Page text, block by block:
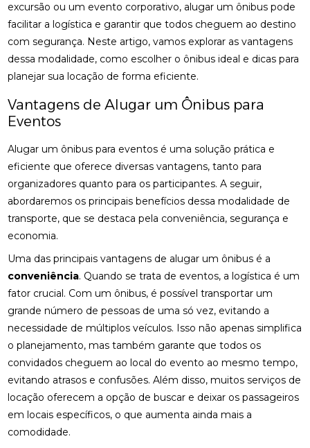
excursão ou um evento corporativo, alugar um ônibus pode
facilitar a logística e garantir que todos cheguem ao destino
com segurança. Neste artigo, vamos explorar as vantagens
dessa modalidade, como escolher o ônibus ideal e dicas para
planejar sua locação de forma eficiente.
Vantagens de Alugar um Ônibus para
Eventos
Alugar um ônibus para eventos é uma solução prática e
eficiente que oferece diversas vantagens, tanto para
organizadores quanto para os participantes. A seguir,
abordaremos os principais benefícios dessa modalidade de
transporte, que se destaca pela conveniência, segurança e
economia.
Uma das principais vantagens de alugar um ônibus é a
conveniência. Quando se trata de eventos, a logística é um
fator crucial. Com um ônibus, é possível transportar um
grande número de pessoas de uma só vez, evitando a
necessidade de múltiplos veículos. Isso não apenas simplifica
o planejamento, mas também garante que todos os
convidados cheguem ao local do evento ao mesmo tempo,
evitando atrasos e confusões. Além disso, muitos serviços de
locação oferecem a opção de buscar e deixar os passageiros
em locais específicos, o que aumenta ainda mais a
comodidade.